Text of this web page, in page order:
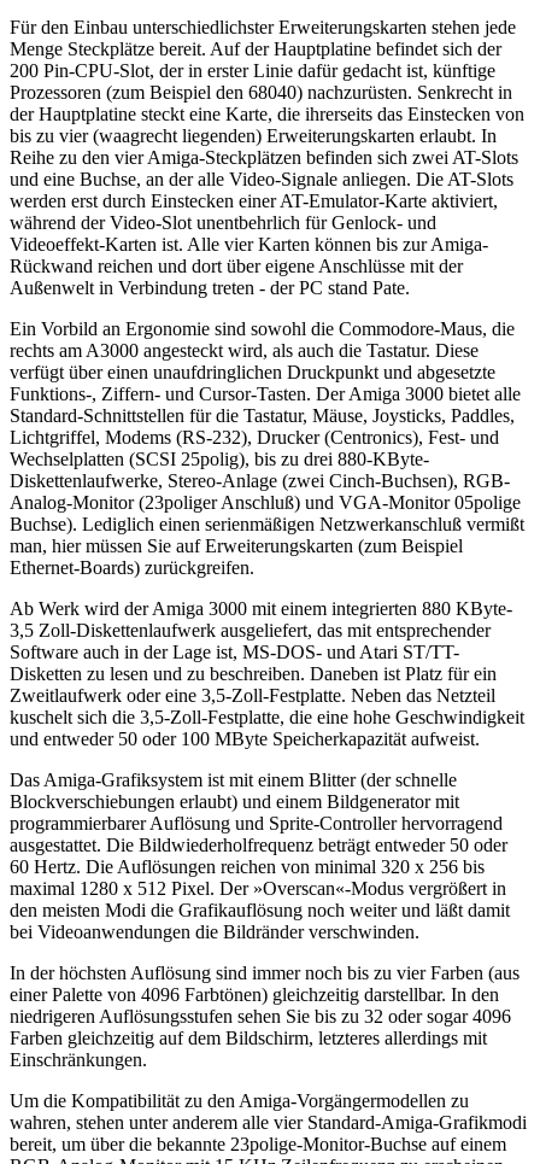
Für den Einbau unterschiedlichster Erweiterungskarten stehen jede
Menge Steckplätze bereit. Auf der Hauptplatine befindet sich der
200 Pin-CPU-Slot, der in erster Linie dafür gedacht ist, künftige
Prozessoren (zum Beispiel den 68040) nachzurüsten. Senkrecht in
der Hauptplatine steckt eine Karte, die ihrerseits das Einstecken von
bis zu vier (waagrecht liegenden) Erweiterungskarten erlaubt. In
Reihe zu den vier Amiga-Steckplätzen befinden sich zwei AT-Slots
und eine Buchse, an der alle Video-Signale anliegen. Die AT-Slots
werden erst durch Einstecken einer AT-Emulator-Karte aktiviert,
während der Video-Slot unentbehrlich für Genlock- und
Videoeffekt-Karten ist. Alle vier Karten können bis zur Amiga-
Rückwand reichen und dort über eigene Anschlüsse mit der
Außenwelt in Verbindung treten - der PC stand Pate.
Ein Vorbild an Ergonomie sind sowohl die Commodore-Maus, die
rechts am A3000 angesteckt wird, als auch die Tastatur. Diese
verfügt über einen unaufdringlichen Druckpunkt und abgesetzte
Funktions-, Ziffern- und Cursor-Tasten. Der Amiga 3000 bietet alle
Standard-Schnittstellen für die Tastatur, Mäuse, Joysticks, Paddles,
Lichtgriffel, Modems (RS-232), Drucker (Centronics), Fest- und
Wechselplatten (SCSI 25polig), bis zu drei 880-KByte-
Diskettenlaufwerke, Stereo-Anlage (zwei Cinch-Buchsen), RGB-
Analog-Monitor (23poliger Anschluß) und VGA-Monitor 05polige
Buchse). Lediglich einen serienmäßigen Netzwerkanschluß vermißt
man, hier müssen Sie auf Erweiterungskarten (zum Beispiel
Ethernet-Boards) zurückgreifen.
Ab Werk wird der Amiga 3000 mit einem integrierten 880 KByte-
3,5 Zoll-Diskettenlaufwerk ausgeliefert, das mit entsprechender
Software auch in der Lage ist, MS-DOS- und Atari ST/TT-
Disketten zu lesen und zu beschreiben. Daneben ist Platz für ein
Zweitlaufwerk oder eine 3,5-Zoll-Festplatte. Neben das Netzteil
kuschelt sich die 3,5-Zoll-Festplatte, die eine hohe Geschwindigkeit
und entweder 50 oder 100 MByte Speicherkapazität aufweist.
Das Amiga-Grafiksystem ist mit einem Blitter (der schnelle
Blockverschiebungen erlaubt) und einem Bildgenerator mit
programmierbarer Auflösung und Sprite-Controller hervorragend
ausgestattet. Die Bildwiederholfrequenz beträgt entweder 50 oder
60 Hertz. Die Auflösungen reichen von minimal 320 x 256 bis
maximal 1280 x 512 Pixel. Der »Overscan«-Modus vergrößert in
den meisten Modi die Grafikauflösung noch weiter und läßt damit
bei Videoanwendungen die Bildränder verschwinden.
In der höchsten Auflösung sind immer noch bis zu vier Farben (aus
einer Palette von 4096 Farbtönen) gleichzeitig darstellbar. In den
niedrigeren Auflösungsstufen sehen Sie bis zu 32 oder sogar 4096
Farben gleichzeitig auf dem Bildschirm, letzteres allerdings mit
Einschränkungen.
Um die Kompatibilität zu den Amiga-Vorgängermodellen zu
wahren, stehen unter anderem alle vier Standard-Amiga-Grafikmodi
bereit, um über die bekannte 23polige-Monitor-Buchse auf einem